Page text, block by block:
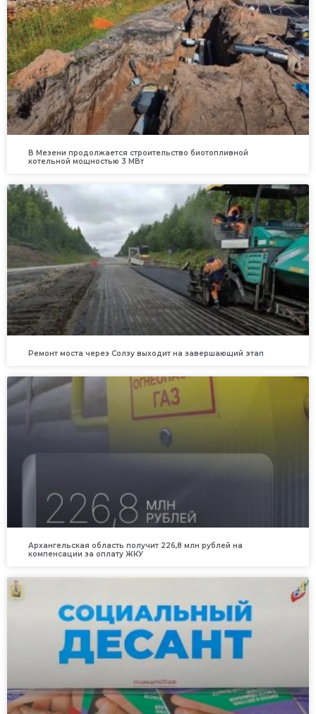
В Мезени продолжается строительство биотопливной
котельной мощностью 3 МВт
Ремонт моста через Солзу выходит на завершающий этап
Архангельская область получит 226,8 млн рублей на
компенсации за оплату ЖКУ